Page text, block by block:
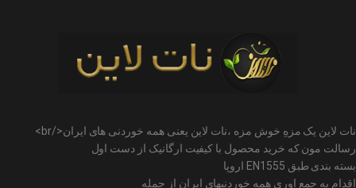
نات لاین یک مزهِ خوش مزه ،نات لاین یعنی همه خوردنی های ایران</br>
رسالت مون که خرید محصول با کیفیت ارگانیک از دست اول
بسته بندی طبق EN1555 اروپا
اقدام به جمع اوری همه خوردنیهای ایران از جمله